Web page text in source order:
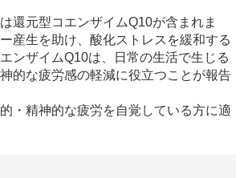
還元型コエンザイムQ10が含まれま
産生を助け、酸化ストレスを緩和する
ンザイムQ10は、日常の生活で生じる
的な疲労感の軽減に役立つことが報告
・精神的な疲労を自覚している方に適